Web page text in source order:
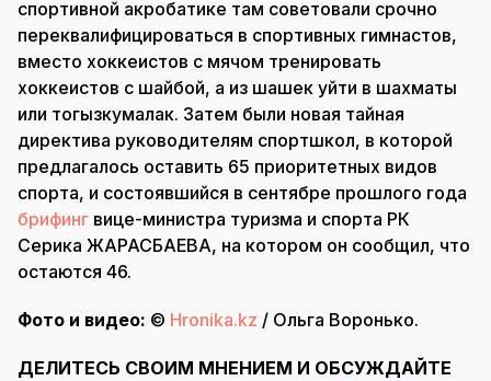
спортивной акробатике там советовали срочно
переквалифицироваться в спортивных гимнастов,
вместо хоккеистов с мячом тренировать
хоккеистов с шайбой, а из шашек уйти в шахматы
или тогызкумалак. Затем были новая тайная
директива руководителям спортшкол, в которой
предлагалось оставить 65 приоритетных видов
спорта, и состоявшийся в сентябре прошлого года
брифинг вице-министра туризма и спорта РК
Серика ЖАРАСБАЕВА, на котором он сообщил, что
остаются 46.
Фото и видео: © Hronika.kz / Ольга Воронько.
ДЕЛИТЕСЬ СВОИМ МНЕНИЕМ И ОБСУЖДАЙТЕ